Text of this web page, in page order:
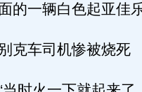
的一辆白色起亚佳
车司机惨被烧死